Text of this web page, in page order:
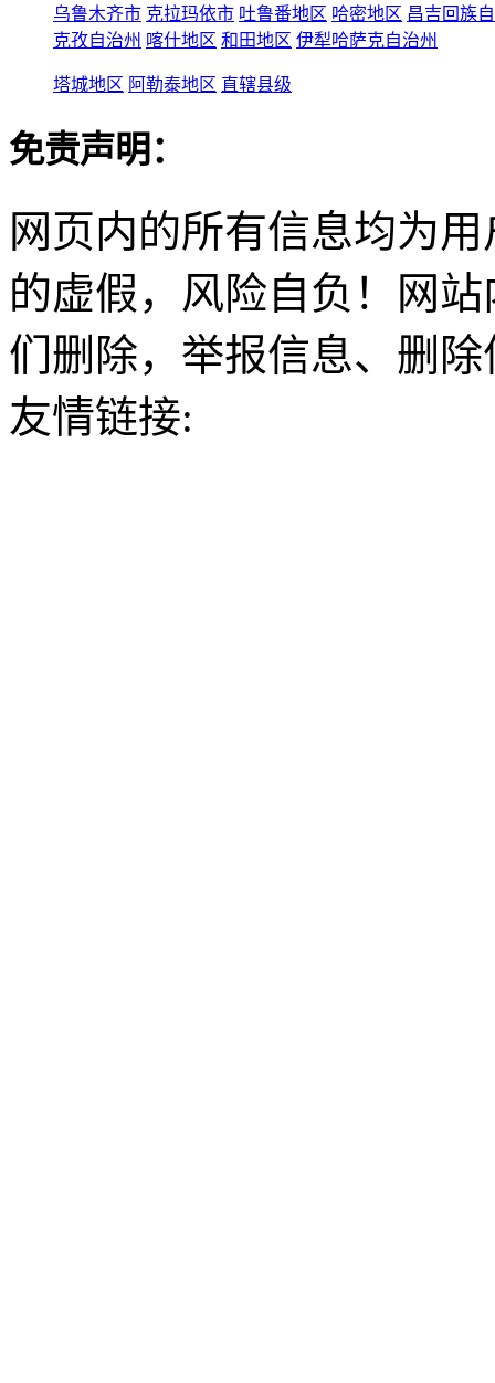
乌鲁木齐市 克拉玛依市 吐鲁番地区 哈密地区 昌吉回族
克孜自治州 喀什地区 和田地区 伊犁哈萨克自治州
塔城地区 阿勒泰地区 直辖县级
免责声明：
网页内的所有信息均为
的虚假，风险自负！网
们删除，举报信息、删
友情链接: